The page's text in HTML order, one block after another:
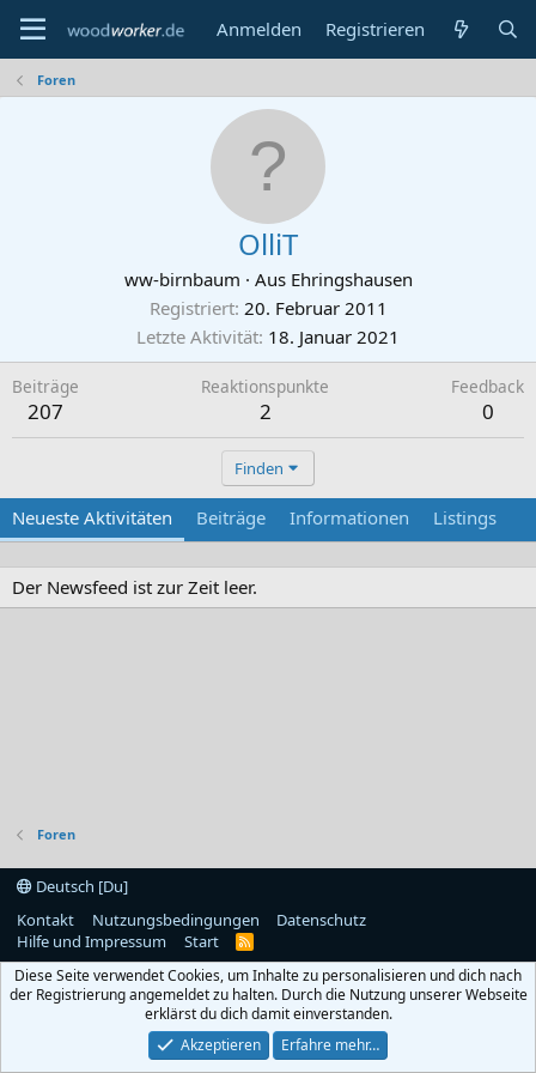
Anmelden Registrieren
Foren
OlliT
ww-birnbaum · Aus Ehringshausen
Registriert 20. Februar 2011
Letzte Aktivität 18. Januar 2021
Beiträge
207
Reaktionspunkte
2
Feedback
0
Finden
Neueste Aktivitäten Beiträge Informationen Listings
Der Newsfeed ist zur Zeit leer.
Foren
Deutsch [Du]
Kontakt
Nutzungsbedingungen
Datenschutz
Hilfe und Impressum
Start
R
S
Diese Seite verwendet Cookies, um Inhalte zu personalisieren und dich nach
der Registrierung angemeldet zu halten. Durch die Nutzung unserer Webseite
erklärst du dich damit einverstanden.
Akzeptieren
Erfahre mehr…